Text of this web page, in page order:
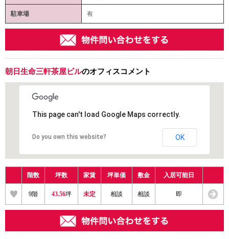
駐車場 有
朝日生命三軒茶屋ビルのオフィスコメント
This page can't load Google Maps correctly.
Do you own this website? OK
階数 坪数 家賃 坪単価 敷金 入居可能日
9階 43.56坪 未定 相談 相談 即